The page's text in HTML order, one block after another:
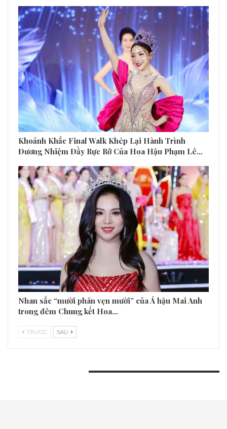
Khoảnh Khắc Final Walk Khép Lại Hành Trình
Đương Nhiệm Đầy Rực Rỡ Của Hoa Hậu Phạm Lê…
Nhan sắc “mười phân vẹn mười” của Á hậu Mai Anh
trong đêm Chung kết Hoa…
TRƯƠC SAU